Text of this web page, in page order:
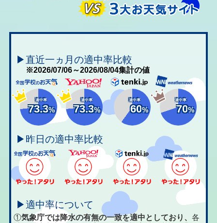
▶直近一ヵ月の適中率比較
※2026/07/06～2026/08/04集計の値
適中率
73.3%
適中率
73.3%
適中率
60%
適中率
70%
▶昨日の適中率比較
▶適中率について
①気象庁では降水の有無の一致を適中としており、各